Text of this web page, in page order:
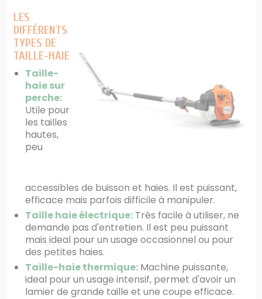
LES
DIFFÉRENTS
TYPES DE
TAILLE-HAIE
Taille-
haie sur
perche:
Utile pour
les tailles
hautes,
peu
accessibles de buisson et haies. Il est puissant,
efficace mais parfois difficile à manipuler.
Taille haie électrique:Très facile à utiliser, ne
demande pas d'entretien. Il est peu puissant
mais ideal pour un usage occasionnel ou pour
des petites haies.
Taille-haie thermique:Machine puissante,
ideal pour un usage intensif, permet d'avoir un
lamier de grande taille et une coupe efficace.